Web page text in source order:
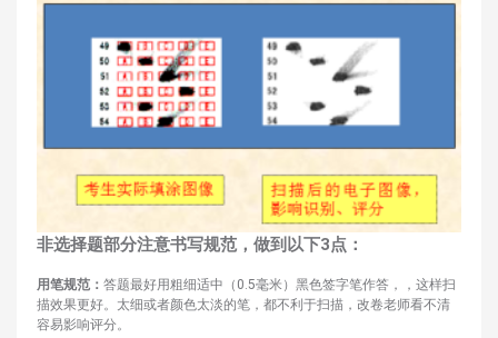
非选择题部分注意书写规范，做到以下3点：
用笔规范： 答题最好用粗细适中（0.5毫米）黑色签字笔作答，，这样扫
描效果更好。太细或者颜色太淡的笔，都不利于扫描，改卷老师看不清
容易影响评分。